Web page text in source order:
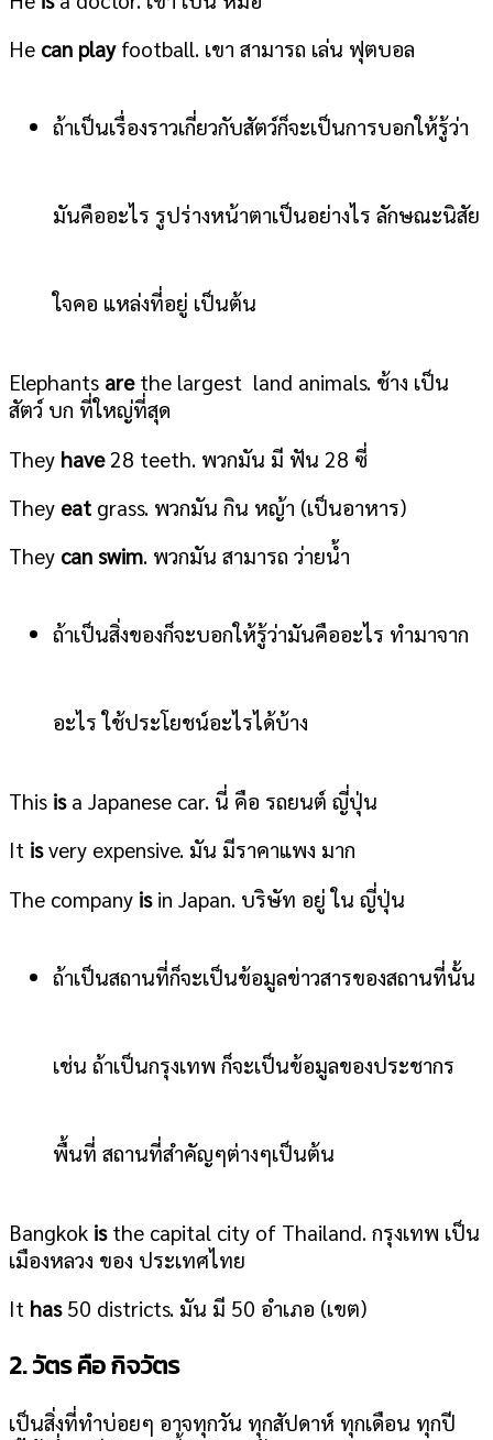
He can playfootball. เขา สามารถ เล่น ฟุตบอล
ถ้าเป็นเรื่องราวเกี่ยวกับสัตว์ก็จะเป็นการบอกให้รู้ว่า
มันคืออะไร รูปร่างหน้าตาเป็นอย่างไร ลักษณะนิสัย
ใจคอ แหล่งที่อยู่ เป็นต้น
Elephants arethe largest land animals. ช้าง เป็น
สัตว์ บก ที่ใหญ่ที่สุด
They have28 teeth. พวกมัน มี ฟัน 28 ซี่
They eat grass. พวกมัน กิน หญ้า (เป็นอาหาร)
They can swim. พวกมัน สามารถ ว่ายน้ำ
ถ้าเป็นสิ่งของก็จะบอกให้รู้ว่ามันคืออะไร ทำมาจาก
อะไร ใช้ประโยชน์อะไรได้บ้าง
This isa Japanese car. นี่ คือ รถยนต์ ญี่ปุ่น
It isvery expensive. มัน มีราคาแพง มาก
The company isin Japan. บริษัท อยู่ ใน ญี่ปุ่น
ถ้าเป็นสถานที่ก็จะเป็นข้อมูลข่าวสารของสถานที่นั้น
เช่น ถ้าเป็นกรุงเทพ ก็จะเป็นข้อมูลของประชากร
พื้นที่ สถานที่สำคัญๆต่างๆเป็นต้น
Bangkok isthe capital city of Thailand. กรุงเทพ เป็น
เมืองหลวง ของ ประเทศไทย
It has50 districts. มัน มี 50 อำเภอ (เขต)
2. วัตร คือ กิจวัตร
เป็นสิ่งที่ทำบ่อยๆ อาจทุกวัน ทุกสัปดาห์ ทุกเดือน ทุกปี